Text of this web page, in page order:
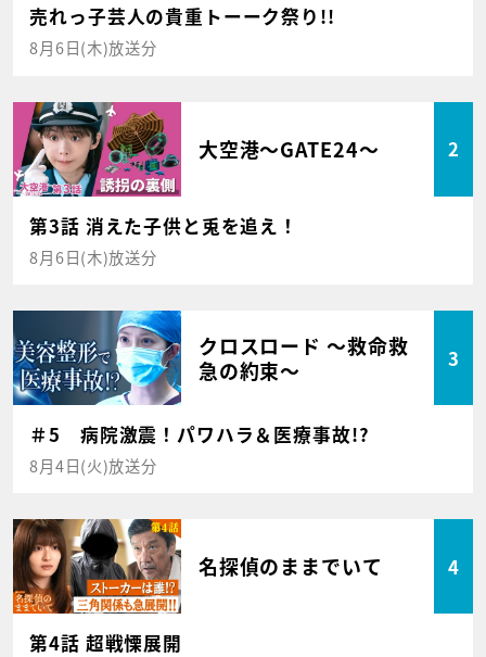
売れっ子芸人の貴重トーーク祭り!!
8月6日(木)放送分
大空港～GATE24～ 2
第3話 消えた子供と兎を追え！
8月6日(木)放送分
クロスロード ～救命救
急の約束～
3
＃5 病院激震！パワハラ＆医療事故!?
8月4日(火)放送分
名探偵のままでいて 4
第4話 超戦慄展開